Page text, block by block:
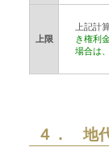
上限
上記計
き権利
場合は
４． 地